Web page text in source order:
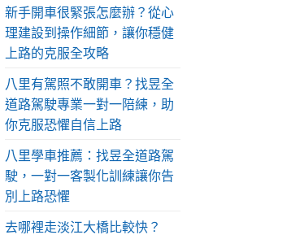
新手開車很緊張怎麼辦？從心
理建設到操作細節，讓你穩健
上路的克服全攻略
八里有駕照不敢開車？找昱全
道路駕駛專業一對一陪練，助
你克服恐懼自信上路
八里學車推薦：找昱全道路駕
駛，一對一客製化訓練讓你告
別上路恐懼
去哪裡走淡江大橋比較快？